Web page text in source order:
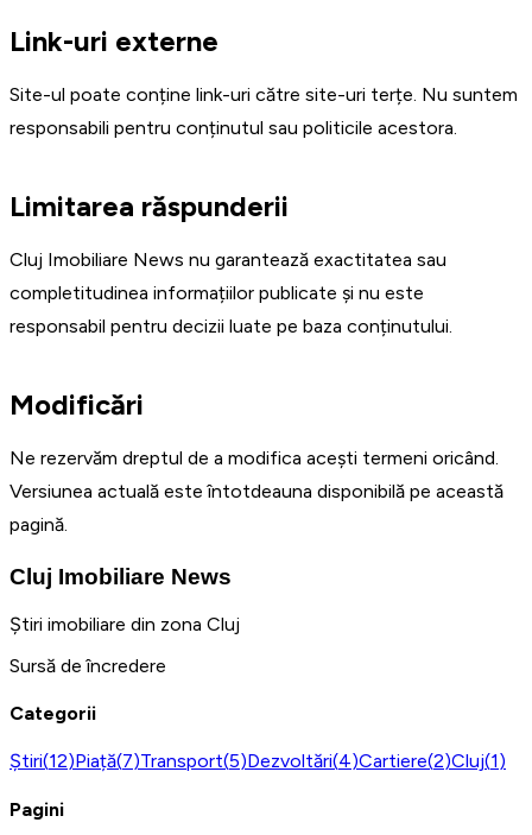
Link-uri externe
Site-ul poate conține link-uri către site-uri terțe. Nu suntem
responsabili pentru conținutul sau politicile acestora.
Limitarea răspunderii
Cluj Imobiliare News nu garantează exactitatea sau
completitudinea informațiilor publicate și nu este
responsabil pentru decizii luate pe baza conținutului.
Modificări
Ne rezervăm dreptul de a modifica acești termeni oricând.
Versiunea actuală este întotdeauna disponibilă pe această
pagină.
Cluj Imobiliare News
Știri imobiliare din zona Cluj
Sursă de încredere
Categorii
Știri(12)Piață(7)Transport(5)Dezvoltări(4)Cartiere(2)Cluj(1)
Pagini